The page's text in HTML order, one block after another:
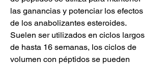
las ganancias y potenciar los efectos
de los anabolizantes esteroides.
Suelen ser utilizados en ciclos largos
de hasta 16 semanas, los ciclos de
volumen con péptidos se pueden